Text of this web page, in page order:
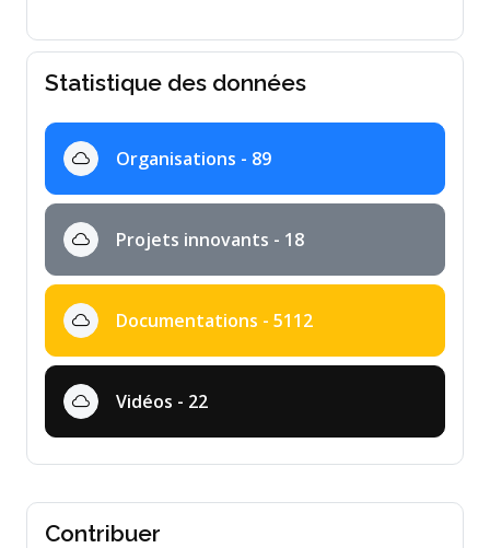
Statistique des données
Organisations - 89
Projets innovants - 18
Documentations - 5112
Vidéos - 22
Contribuer